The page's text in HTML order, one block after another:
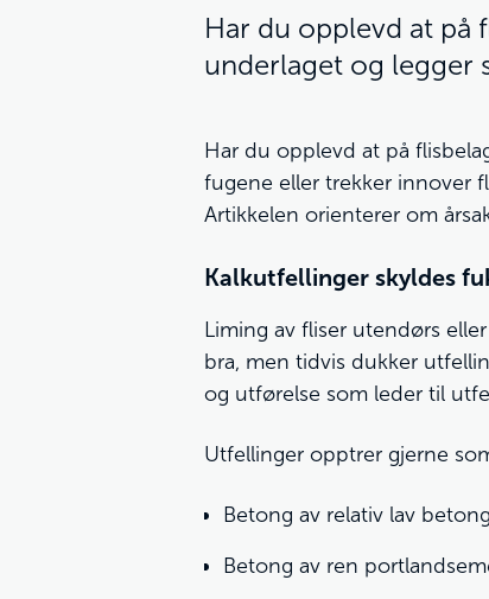
Har du opplevd at på
underlaget og legger
Har du opplevd at på
fugene eller trekker innover
Artikkelen orienterer om
Kalkutfellinger skyldes
Liming av fliser utendørs
bra, men tidvis dukker
og utførelse som leder til
Utfellinger opptrer gjerne
Betong av relativ lav
Betong av ren